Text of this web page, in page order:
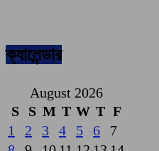
ক্যালেন্ডার
August 2026
S
S M T W T F
1
2 3 4 5 6
7